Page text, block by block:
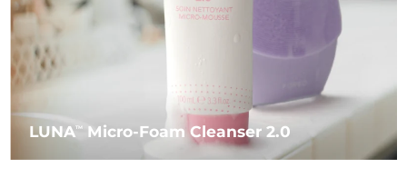
LUNATM Micro-Foam Cleanser 2.0